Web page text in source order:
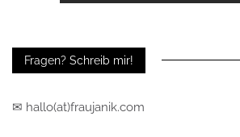
Fragen? Schreib mir!
✉ hallo(at)fraujanik.com